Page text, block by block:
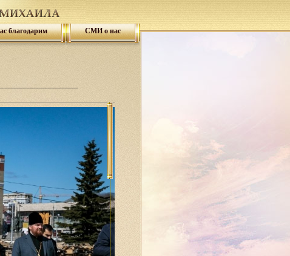
благодарим СМИ о нас